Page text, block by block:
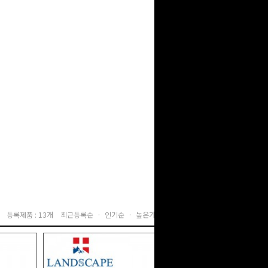
등록제품 : 13개 최근등록순 · 인기순 · 높은가격순 ·